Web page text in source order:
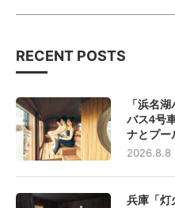
RECENT POSTS
「浜名
バス4号
ナとプー
2026.8.8
兵庫「灯